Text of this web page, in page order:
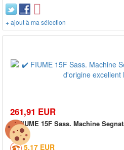
+ ajout à ma sélection
261,91 EUR
✔️ FIUME 15F Sass. Machine
5,17 EUR